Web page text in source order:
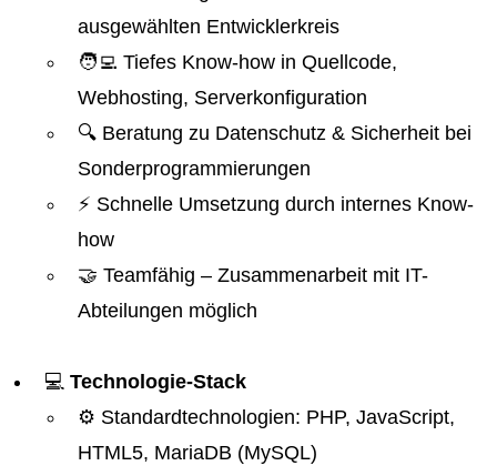
ausgewählten Entwicklerkreis
🧑‍💻 Tiefes Know-how in Quellcode,
Webhosting, Serverkonfiguration
🔍 Beratung zu Datenschutz & Sicherheit bei
Sonderprogrammierungen
⚡ Schnelle Umsetzung durch internes Know-
how
🤝 Teamfähig – Zusammenarbeit mit IT-
Abteilungen möglich
💻 Technologie-Stack
⚙️ Standardtechnologien: PHP, JavaScript,
HTML5, MariaDB (MySQL)